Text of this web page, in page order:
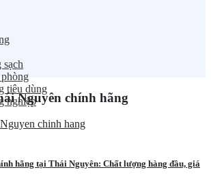
tiêu dùng
nghiệp
Nguyên chính hãng
hãng tại Thái Nguyên: Chất lượng hàng đầu, giá